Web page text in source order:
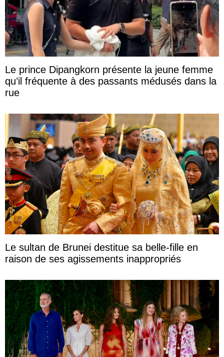
Le prince Dipangkorn présente la jeune femme
qu’il fréquente à des passants médusés dans la
rue
Le sultan de Brunei destitue sa belle-fille en
raison de ses agissements inappropriés